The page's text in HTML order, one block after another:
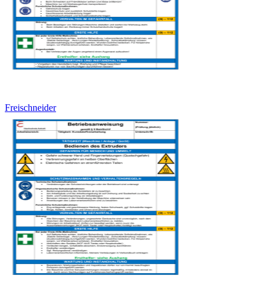
Freischneider